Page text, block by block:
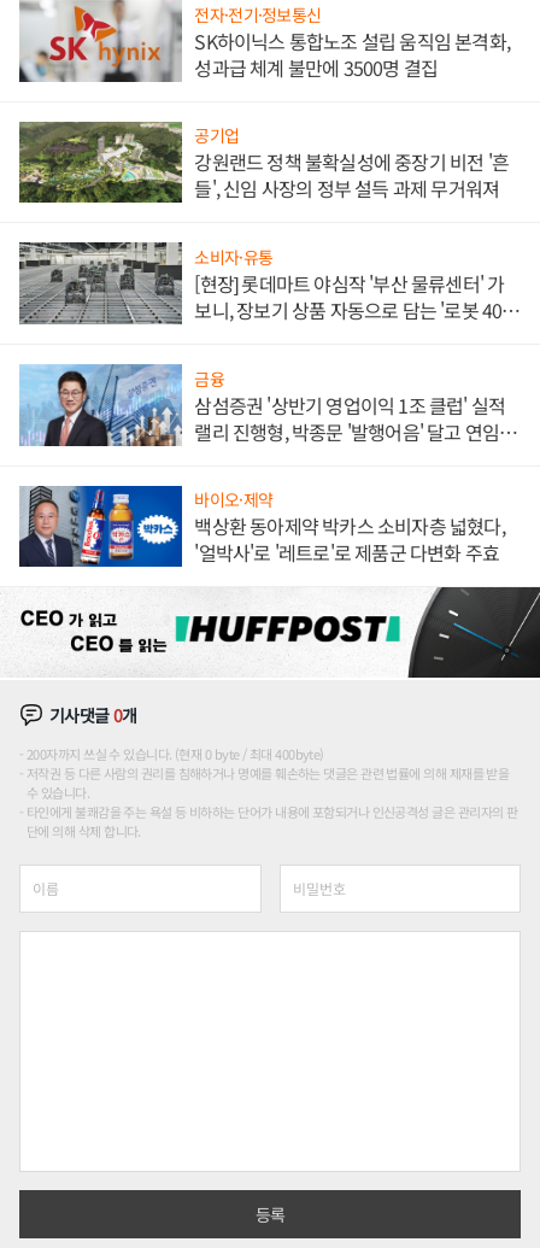
전자·전기·정보통신
SK하이닉스 통합노조 설립 움직임 본격화,
성과급 체계 불만에 3500명 결집
공기업
강원랜드 정책 불확실성에 중장기 비전 '흔
들', 신임 사장의 정부 설득 과제 무거워져
소비자·유통
[현장] 롯데마트 야심작 '부산 물류센터' 가
보니, 장보기 상품 자동으로 담는 '로봇 400
금융
삼섬증권 '상반기 영업이익 1조 클럽' 실적
랠리 진행형, 박종문 '발행어음' 달고 연임 향
바이오·제약
백상환 동아제약 박카스 소비자층 넓혔다,
'얼박사'로 '레트로'로 제품군 다변화 주효
기사댓글0개
200자까지 쓰실 수 있습니다. (현재 0 byte / 최대 400byte)
저작권 등 다른 사람의 권리를 침해하거나 명예를 훼손하는 댓글은 관련 법률에 의해 제재를 받을
수 있습니다.
타인에게 불쾌감을 주는 욕설 등 비하하는 단어가 내용에 포함되거나 인신공격성 글은 관리자의 판
단에 의해 삭제 합니다.